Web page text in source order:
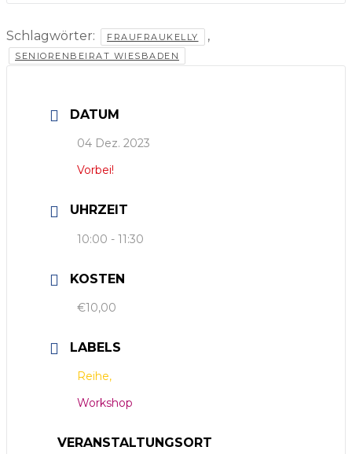
Schlagwörter: FRAUFRAUKELLY ,
SENIORENBEIRAT WIESBADEN
DATUM
04 Dez. 2023
Vorbei!
UHRZEIT
10:00 - 11:30
KOSTEN
€10,00
LABELS
Reihe,
Workshop
VERANSTALTUNGSORT